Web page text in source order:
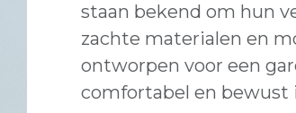
staan bekend om hun
zachte materialen en
ontworpen voor een
comfortabel en bewust